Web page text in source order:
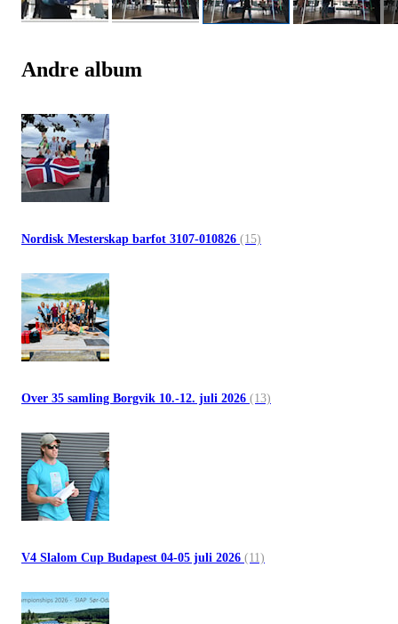
Andre album
Nordisk Mesterskap barfot 3107-010826 (15)
Over 35 samling Borgvik 10.-12. juli 2026 (13)
V4 Slalom Cup Budapest 04-05 juli 2026 (11)